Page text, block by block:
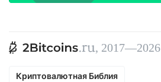
, 2017—2026
Криптовалютная Библия